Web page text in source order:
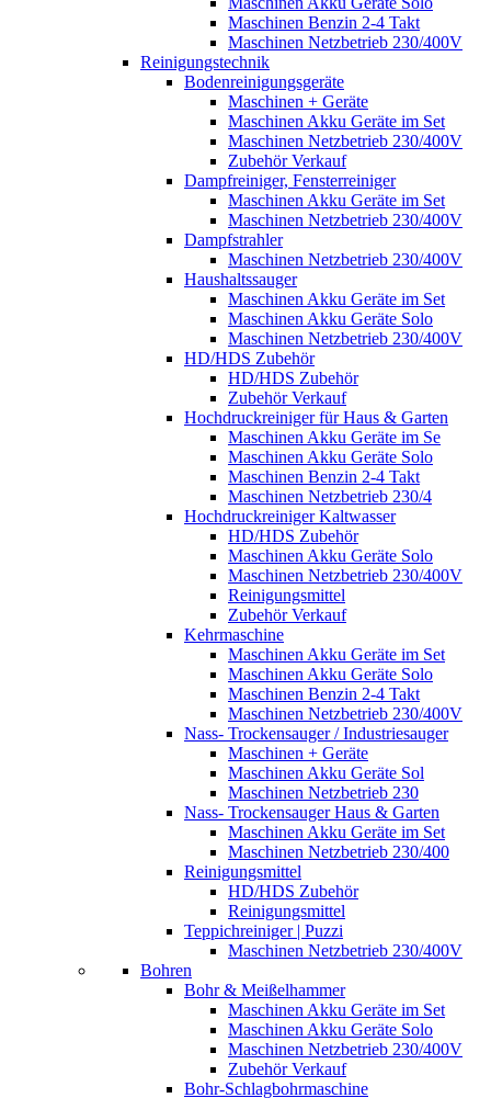
Maschinen Benzin 2-4 Takt
Maschinen Netzbetrieb 230/400V
Reinigungstechnik
Bodenreinigungsgeräte
Maschinen + Geräte
Maschinen Akku Geräte im Set
Maschinen Netzbetrieb 230/400V
Zubehör Verkauf
Dampfreiniger, Fensterreiniger
Maschinen Akku Geräte im Set
Maschinen Netzbetrieb 230/400V
Dampfstrahler
Maschinen Netzbetrieb 230/400V
Haushaltssauger
Maschinen Akku Geräte im Set
Maschinen Akku Geräte Solo
Maschinen Netzbetrieb 230/400V
HD/HDS Zubehör
HD/HDS Zubehör
Zubehör Verkauf
Hochdruckreiniger für Haus & Garten
Maschinen Akku Geräte im Se
Maschinen Akku Geräte Solo
Maschinen Benzin 2-4 Takt
Maschinen Netzbetrieb 230/4
Hochdruckreiniger Kaltwasser
HD/HDS Zubehör
Maschinen Akku Geräte Solo
Maschinen Netzbetrieb 230/400V
Reinigungsmittel
Zubehör Verkauf
Kehrmaschine
Maschinen Akku Geräte im Set
Maschinen Akku Geräte Solo
Maschinen Benzin 2-4 Takt
Maschinen Netzbetrieb 230/400V
Nass- Trockensauger / Industriesauger
Maschinen + Geräte
Maschinen Akku Geräte Sol
Maschinen Netzbetrieb 230
Nass- Trockensauger Haus & Garten
Maschinen Akku Geräte im Set
Maschinen Netzbetrieb 230/400
Reinigungsmittel
HD/HDS Zubehör
Reinigungsmittel
Teppichreiniger | Puzzi
Maschinen Netzbetrieb 230/400V
Bohren
Bohr & Meißelhammer
Maschinen Akku Geräte im Set
Maschinen Akku Geräte Solo
Maschinen Netzbetrieb 230/400V
Zubehör Verkauf
Bohr-Schlagbohrmaschine